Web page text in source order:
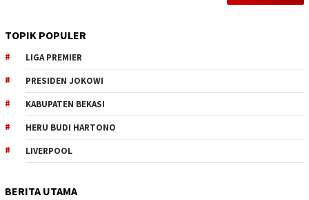
TOPIK POPULER
LIGA PREMIER
PRESIDEN JOKOWI
KABUPATEN BEKASI
HERU BUDI HARTONO
LIVERPOOL
BERITA UTAMA